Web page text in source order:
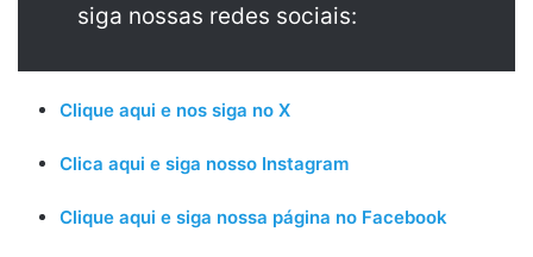
siga nossas redes sociais:
Clique aqui e nos siga no X
Clica aqui e siga nosso Instagram
Clique aqui e siga nossa página no Facebook